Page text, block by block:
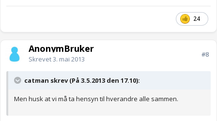
24
AnonymBruker
Skrevet3. mai 2013
#8
catman skrev (På 3.5.2013 den 17.10):
Men husk at vi må ta hensyn til hverandre alle sammen.